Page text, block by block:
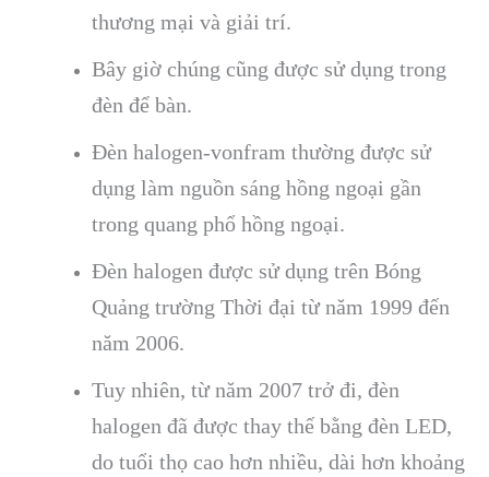
thương mại và giải trí.
Bây giờ chúng cũng được sử dụng trong
đèn để bàn.
Đèn halogen-vonfram thường được sử
dụng làm nguồn sáng hồng ngoại gần
trong quang phổ hồng ngoại.
Đèn halogen được sử dụng trên Bóng
Quảng trường Thời đại từ năm 1999 đến
năm 2006.
Tuy nhiên, từ năm 2007 trở đi, đèn
halogen đã được thay thế bằng đèn LED,
do tuổi thọ cao hơn nhiều, dài hơn khoảng